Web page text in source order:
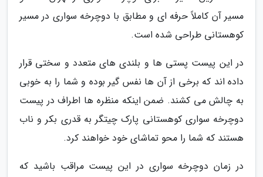
مسیر آن کاملاً حرفه ای و مطابق با دوچرخه سواری در مسیر
کوهستانی طراحی شده است.
در این پیست پستی ها و بلندی های متعدد و سختی قرار
داده اند که برخی از آن ها نفس گیر بوده و شما را به خوبی
به چالش می کشند. ضمن اینکه منظره ها اطراف در پیست
دوچرخه سواری کوهستانی پارک چیتگر به قدری بکر و ناب
هستند که شما را محو تماشای خود خواهند کرد.
در زمان دوچرخه سواری در این پیست مراقب باشید که